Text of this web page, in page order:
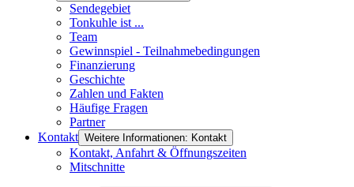
Sendegebiet
Tonkuhle ist ...
Team
Gewinnspiel - Teilnahmebedingungen
Finanzierung
Geschichte
Zahlen und Fakten
Häufige Fragen
Partner
Kontakt Weitere Informationen: Kontakt
Kontakt, Anfahrt & Öffnungszeiten
Mitschnitte